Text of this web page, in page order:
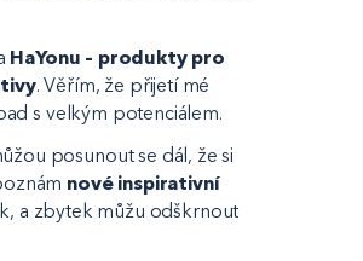
HaYonu – produkty pro
. Věřím, že přijetí mé
s velkým potenciálem.
posunout se dál, že si
nové inspirativní
a zbytek můžu odškrnout